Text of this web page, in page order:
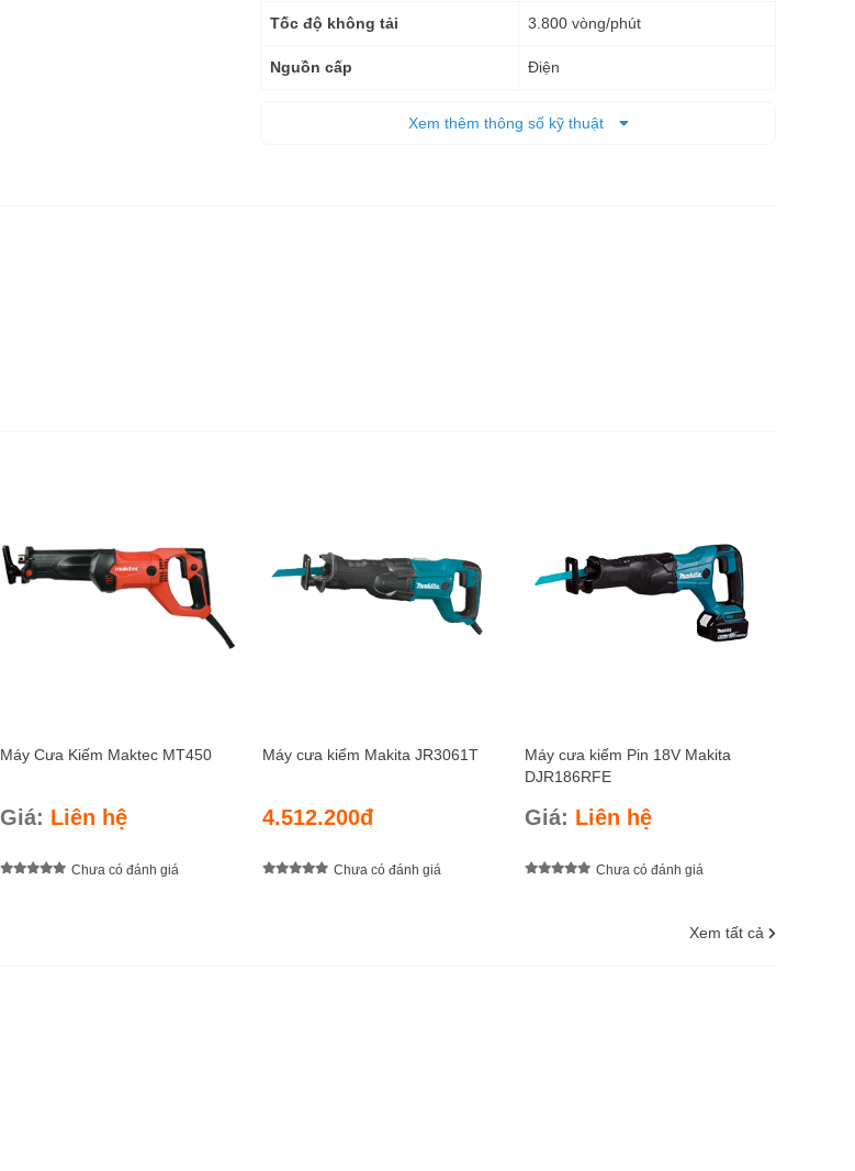
Tốc độ không tải 3.800 vòng/phút
Nguồn cấp Điện
Xem thêm thông số kỹ thuật
Máy Cưa Kiếm Maktec MT450
Giá: Liên hệ
Chưa có đánh giá
Máy cưa kiếm Makita JR3061T
4.512.200đ
Chưa có đánh giá
Máy cưa kiếm Pin 18V Makita
DJR186RFE
Giá: Liên hệ
Chưa có đánh giá
Xem tất cả